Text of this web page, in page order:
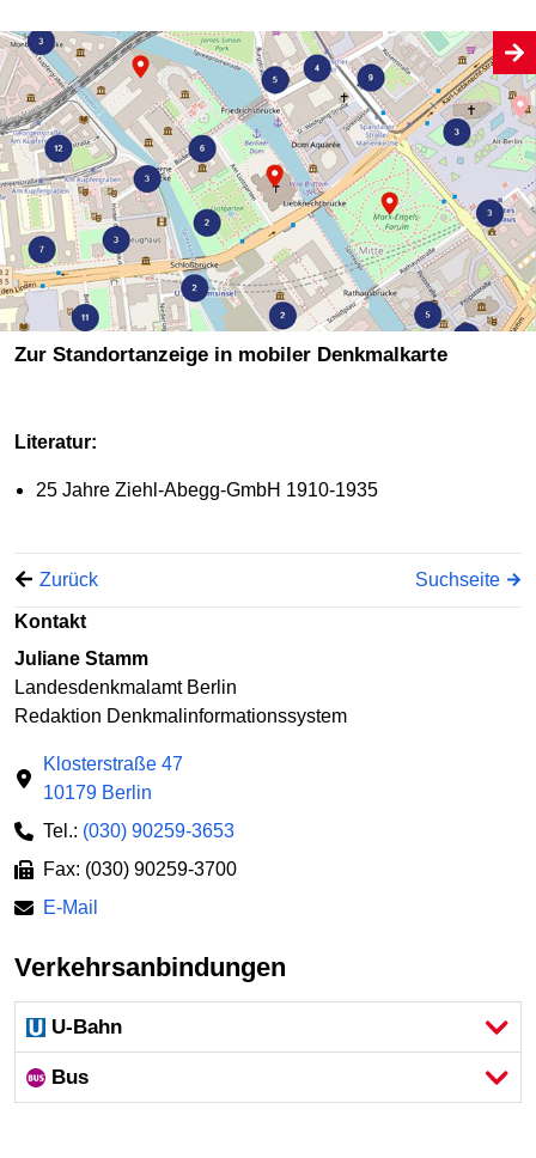
Zur Standortanzeige in mobiler Denkmalkarte
Literatur:
25 Jahre Ziehl-Abegg-GmbH 1910-1935
Zurück Suchseite
Kontakt
Juliane Stamm
Landesdenkmalamt Berlin
Redaktion Denkmalinformationssystem
Klosterstraße 47
10179 Berlin
Tel.: (030) 90259-3653
Fax: (030) 90259-3700
E-Mail
Verkehrsanbindungen
U-Bahn
Bus